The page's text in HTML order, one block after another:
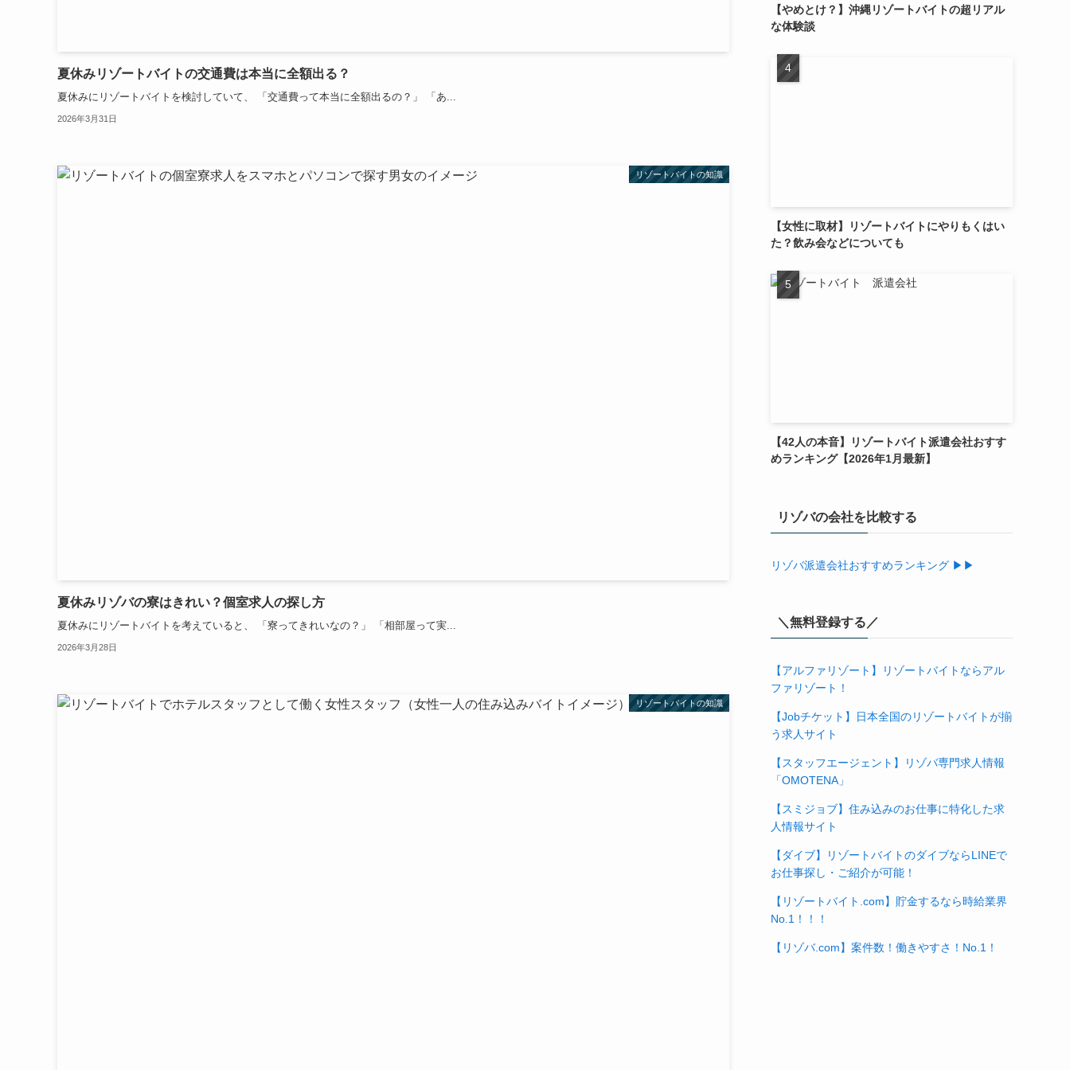
夏休みリゾートバイトの交通費は本当に全額出る？
夏休みにリゾートバイトを検討していて、 「交通費って本当に全額出るの？」 「あ...
2026年3月31日
リゾートバイトの知識
夏休みリゾバの寮はきれい？個室求人の探し方
夏休みにリゾートバイトを考えていると、 「寮ってきれいなの？」 「相部屋って実...
2026年3月28日
リゾートバイトの知識
【やめとけ？】沖縄リゾートバイトの超リアル
な体験談
【女性に取材】リゾートバイトにやりもくはい
た？飲み会などについても
【42人の本音】リゾートバイト派遣会社おすす
めランキング【2026年1月最新】
リゾバの会社を比較する
リゾバ派遣会社おすすめランキング ▶▶
＼無料登録する／
【アルファリゾート】リゾートバイトならアル
ファリゾート！
【Jobチケット】日本全国のリゾートバイトが揃
う求人サイト
【スタッフエージェント】リゾバ専門求人情報
「OMOTENA」
【スミジョブ】住み込みのお仕事に特化した求
人情報サイト
【ダイブ】リゾートバイトのダイブならLINEで
お仕事探し・ご紹介が可能！
【リゾートバイト.com】貯金するなら時給業界
No.1！！！
【リゾバ.com】案件数！働きやすさ！No.1！